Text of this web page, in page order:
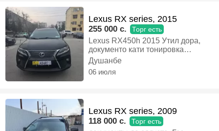
Lexus RX series, 2015
255 000 c. Торг есть
Lexus RX450h 2015 Утил дора,
документо кати тонировка
солона. Балоно Мишлен дар
ҳолати хуб. Мотор, коробка,
гибрид дар ҳолати хуби корӣ.
Система Start/Stop - Датчики
слепых зон - Электрорегулировка
Душанбе
06 июля
Lexus RX series, 2009
118 000 c. Торг есть